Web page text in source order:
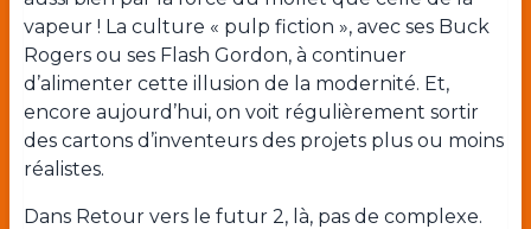
vapeur ! La culture « pulp fiction », avec ses Buck
Rogers ou ses Flash Gordon, à continuer
d’alimenter cette illusion de la modernité. Et,
encore aujourd’hui, on voit régulièrement sortir
des cartons d’inventeurs des projets plus ou moins
réalistes.
Dans Retour vers le futur 2, là, pas de complexe.